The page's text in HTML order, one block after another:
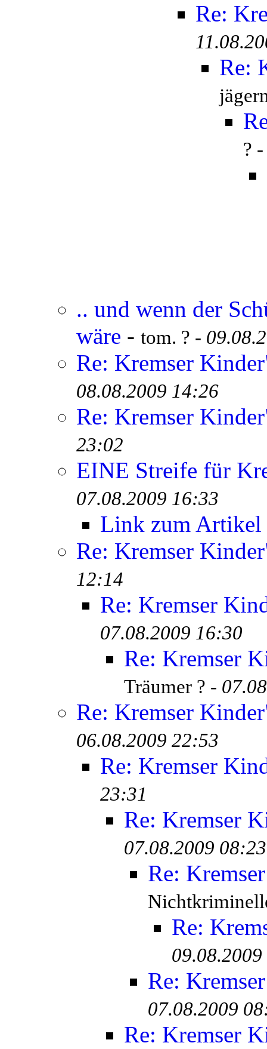
Re:
Re:
?
.. und wenn der
wäre - tom. ? -
Re: Kremser
08.08.2009 14:26
Re: Kremser
23:02
EINE Streife für
07.08.2009 16:33
Link zum Artikel
Re: Kremser
12:14
Re: Kremser
07.08.2009 16:30
Re: Kremser
Träumer ? -
Re: Kremser
06.08.2009 22:53
Re: Kremser
23:31
Re: Kremser
07.08.2009 08:23
Re:
Re:
Re:
07.08.2009
Re: Kremser